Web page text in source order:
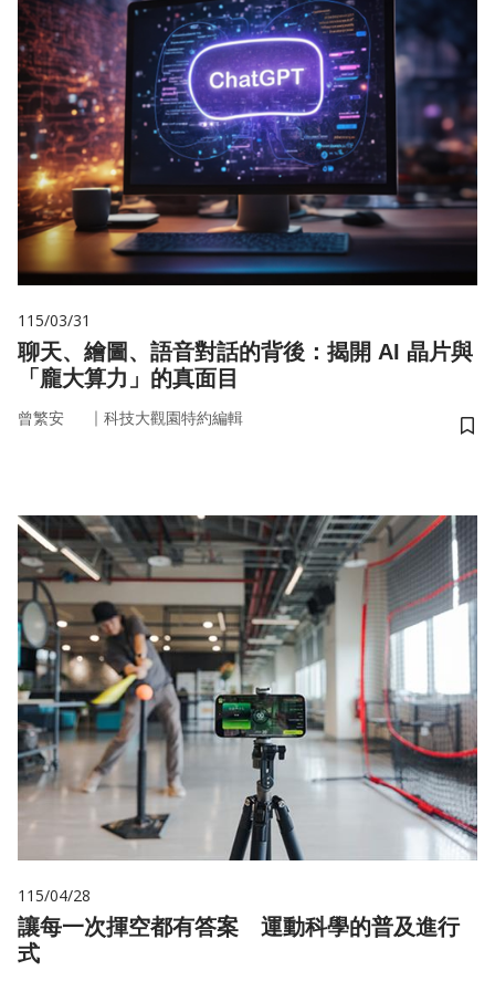
115/03/31
聊天、繪圖、語音對話的背後：揭開 AI 晶片與
「龐大算力」的真面目
曾繁安 ｜ 科技大觀園特約編輯
儲
115/04/28
讓每一次揮空都有答案 運動科學的普及進行
式